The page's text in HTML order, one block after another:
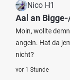
Nico H1
Aal an
Moin, wollte
angeln. Hat da
nicht?
vor 1 Stunde